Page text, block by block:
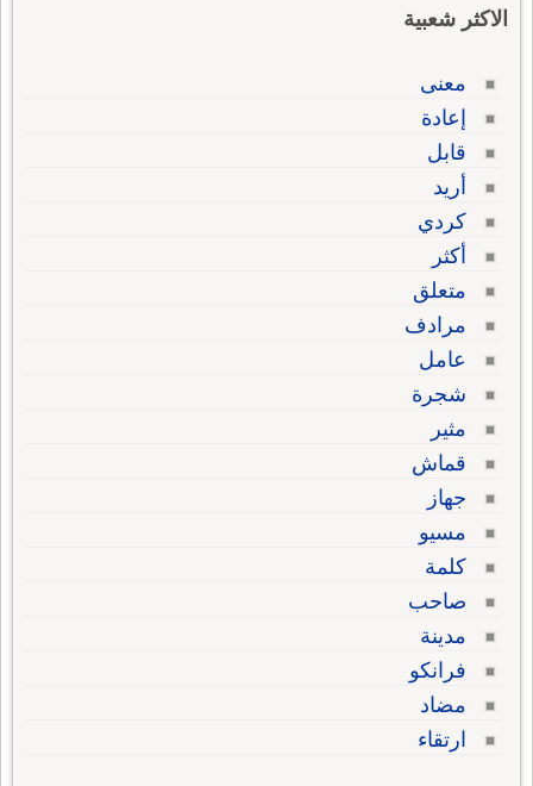
الاكثر شعبية
معنى
إعادة
قابل
أريد
كردي
أكثر
متعلق
مرادف
عامل
شجرة
مثير
قماش
جهاز
مسيو
كلمة
صاحب
مدينة
فرانكو
مضاد
ارتقاء